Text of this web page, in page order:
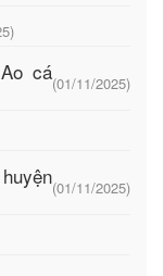
cá(01/11/2025)
(01/11/2025)